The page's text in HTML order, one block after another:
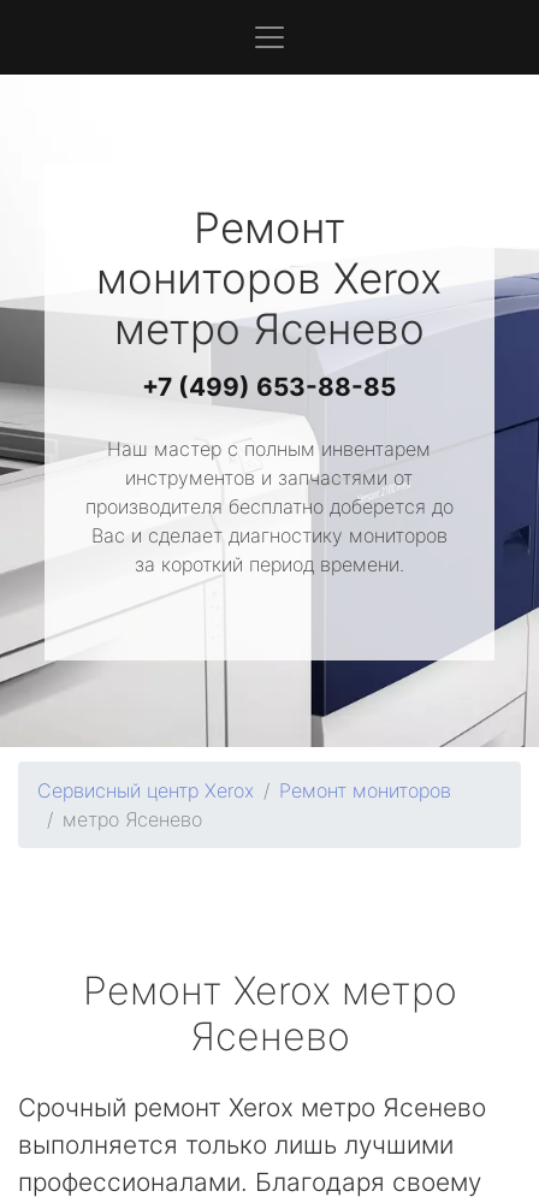
Ремонт
мониторов Xerox
метро Ясенево
+7 (499) 653-88-85
Наш мастер с полным инвентарем
инструментов и запчастями от
производителя бесплатно доберется до
Вас и сделает диагностику мониторов
за короткий период времени.
Сервисный центр Xerox
Ремонт мониторов
метро Ясенево
Ремонт Xerox метро
Ясенево
Срочный ремонт Xerox метро Ясенево
выполняется только лишь лучшими
профессионалами. Благодаря своему